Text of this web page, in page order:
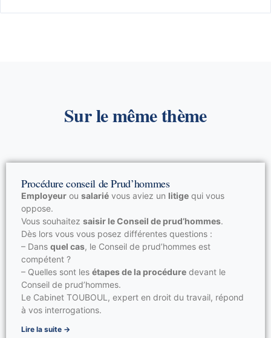
Licenciement pour abandon de poste ou absences
Licenciement pour insuffisance professionnelle
Licenciement pour motif personnel
Sur le même thème
Procédure conseil de Prud’hommes
Employeur ou salarié vous aviez un litige qui vous
oppose.
Vous souhaitez saisir le Conseil de prud’hommes.
Dès lors vous vous posez différentes questions :
– Dans quel cas, le Conseil de prud’hommes est
compétent ?
– Quelles sont les étapes de la procédure devant le
Conseil de prud’hommes.
Le Cabinet TOUBOUL, expert en droit du travail, répond
à vos interrogations.
Lire la suite →